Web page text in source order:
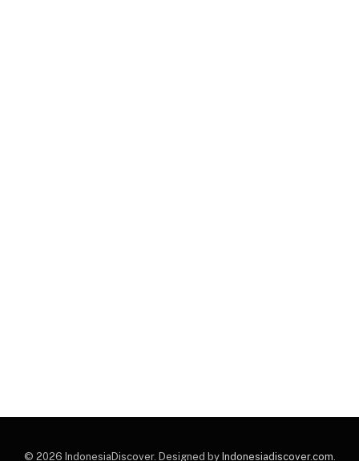
© 2026 IndonesiaDiscover. Designed by Indonesiadiscover.com